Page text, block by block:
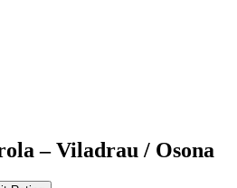
– Viladrau / Osona